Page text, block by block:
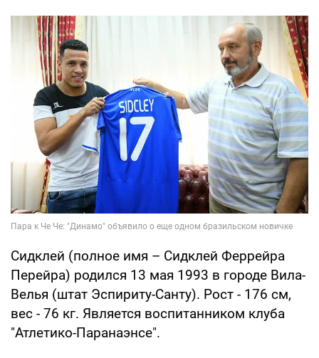
Сидклей (полное имя – Сидклей Феррейра
Перейра) родился 13 мая 1993 в городе Вила-
Велья (штат Эспириту-Санту). Рост - 176 см,
вес - 76 кг. Является воспитанником клуба
"Атлетико-Паранаэнсе".